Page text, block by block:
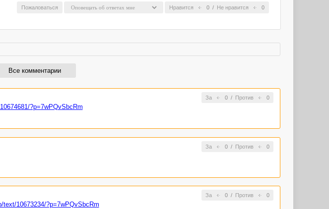
Нравится 0 / Не нравится 0
Пожаловаться
Все комментарии
За 0/ Против 0
?p=7wPQvSbcRm
За 0/ Против 0
За 0/ Против 0
text/10673234/?p=7wPQvSbcRm